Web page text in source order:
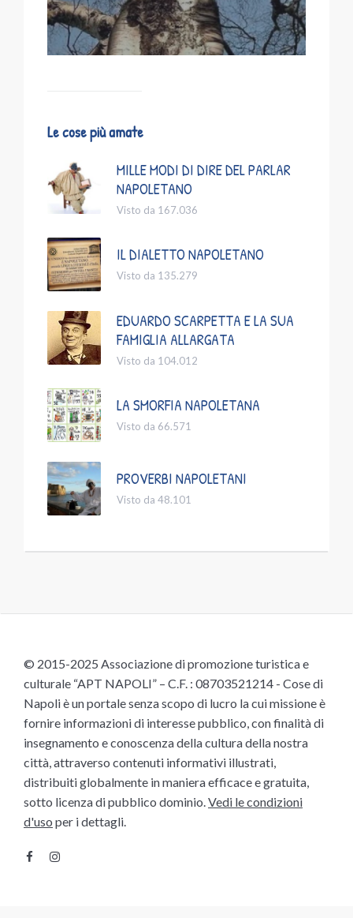
Le cose più amate
MILLE MODI DI DIRE DEL PARLAR
NAPOLETANO
Visto da 167.036
IL DIALETTO NAPOLETANO
Visto da 135.279
EDUARDO SCARPETTA E LA SUA
FAMIGLIA ALLARGATA
Visto da 104.012
LA SMORFIA NAPOLETANA
Visto da 66.571
PROVERBI NAPOLETANI
Visto da 48.101
© 2015-2025 Associazione di promozione turistica e
culturale “APT NAPOLI” – C.F. : 08703521214 - Cose di
Napoli è un portale senza scopo di lucro la cui missione è
fornire informazioni di interesse pubblico, con finalità di
insegnamento e conoscenza della cultura della nostra
città, attraverso contenuti informativi illustrati,
distribuiti globalmente in maniera efficace e gratuita,
sotto licenza di pubblico dominio.Vedi le condizioni
d'uso per i dettagli.